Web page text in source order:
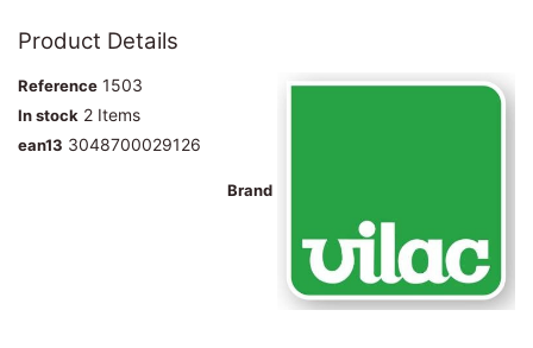
Product Details
Brand
Reference 1503
In stock 2 Items
ean13 3048700029126